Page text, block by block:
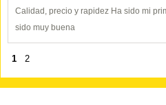
Calidad, precio y rapidez Ha sido mi
sido muy buena
1 2